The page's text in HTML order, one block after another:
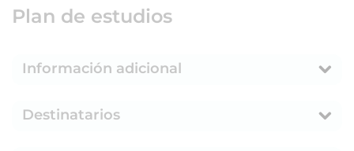
Plan de estudios
Información adicional
Destinatarios